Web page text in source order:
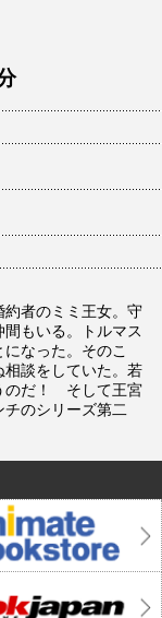
者のミミ王女。守
もいる。トルマス
なった。そのこ
談をしていた。若
のだ！ そして王宮
のシリーズ第二